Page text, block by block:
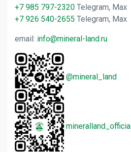
+7 985 797-2320 Telegram, Max
+7 926 540-2655 Telegram, Max
email: info@mineral-land.ru
@mineral_land
mineralland_official